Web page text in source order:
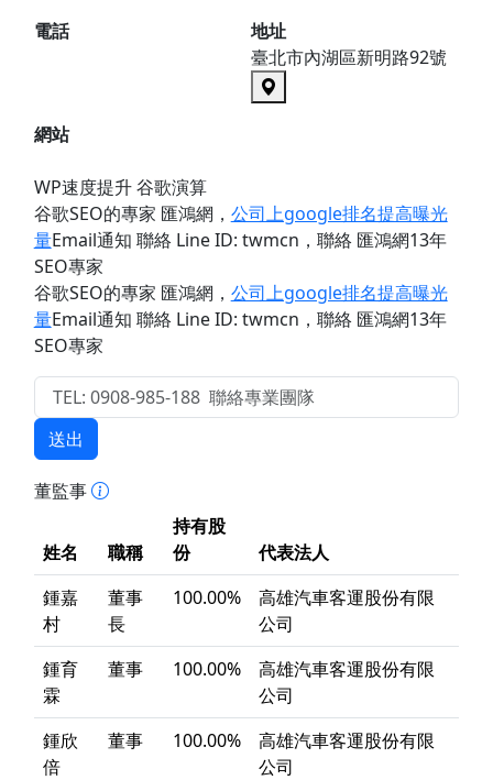
電話
地址
臺北市內湖區新明路92號
網站
WP速度提升 谷歌演算
谷歌SEO的專家 匯鴻網 ， 公司上google排名提高曝光
量Email通知 聯絡 Line ID: twmcn ，聯絡 匯鴻網13年
SEO專家
谷歌SEO的專家 匯鴻網 ， 公司上google排名提高曝光
量Email通知 聯絡 Line ID: twmcn ，聯絡 匯鴻網13年
SEO專家
送出
董監事
姓名 職稱
持有股
份
代表法人
鍾嘉
村
董事
長
100.00%
高雄汽車客運股份有限
公司
鍾育
霖
董事 100.00%
高雄汽車客運股份有限
公司
鍾欣
倍
董事 100.00%
高雄汽車客運股份有限
公司